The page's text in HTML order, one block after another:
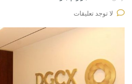
لا توجد تعليقات